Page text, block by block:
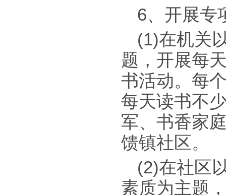
6、开展专
(1)在机关
题，开展每
书活动。每
每天读书不
军、书香家
馈镇社区。
(2)在社区
素质为主题